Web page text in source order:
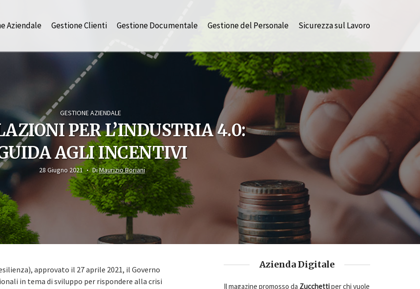
Aziendale Gestione Clienti Gestione Documentale Gestione del Personale Sicurezza sul Lavoro
GESTIONE AZIENDALE
PER L’INDUSTRIA 4.0:
AGLI INCENTIVI
28 Giugno 2021 DiMaurizio Boriani
approvato il 27 aprile 2021, il Governo
in tema di sviluppo per rispondere alla crisi
Azienda Digitale
Il magazine promosso da Zucchettiper chi vuole